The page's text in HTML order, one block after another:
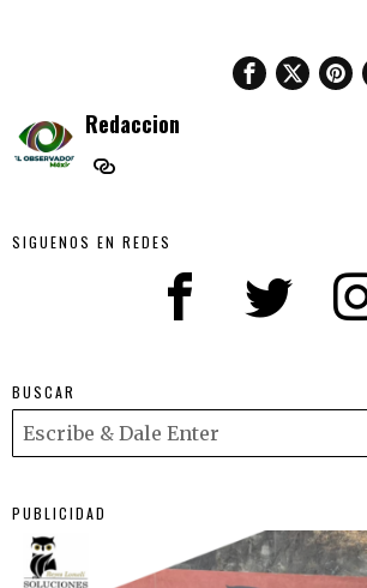
Redaccion
SIGUENOS EN REDES
BUSCAR
PUBLICIDAD